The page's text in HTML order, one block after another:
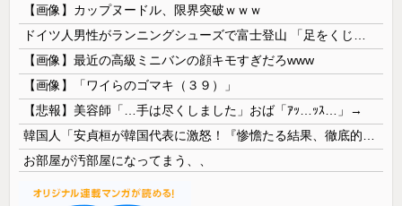
【画像】カップヌードル、限界突破ｗｗｗ
【画像】最近の高級ミニバンの顔キモすぎだろwww
【画像】「ワイらのゴマキ（３９）」
【悲報】美容師「…手は尽くしました」おば「ｱｯ…ｯｽ…」→
お部屋が汚部屋になってまう、、